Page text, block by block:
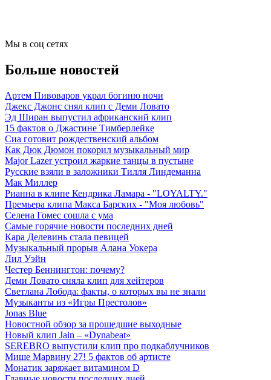
Мы в соц сетях
Больше новостей
Артем Пивоваров украл богиню ночи
Джекс Джонс снял клип с Деми Ловато
Эд Ширан выпустил африканский клип
15 фактов о Джастине Тимберлейке
Сиа готовит рождественский альбом
Как Дюк Дюмон покорил музыкальный мир
Major Lazer устроил жаркие танцы в пустыне
Русские взяли в заложники Тилля Линдеманна
Мак Миллер
Рианна в клипе Кендрика Ламара - "LOYALTY."
Премьера клипа Макса Барских - "Моя любовь"
Селена Гомес сошла с ума
Самые горячие новости последних дней
Кара Делевинь стала певицей
Музыкальный прорыв Алана Уокера
Лил Уэйн
Честер Беннингтон: почему?
Деми Ловато сняла клип для хейтеров
Светлана Лобода: факты, о которых вы не знали
Музыканты из «Игры Престолов»
Jonas Blue
Новостной обзор за прошедшие выходные
Новый клип Jain – «Dynabeat»
SEREBRO выпустили клип про подкаблучников
Мише Марвину 27! 5 фактов об артисте
Монатик заряжает витамином D